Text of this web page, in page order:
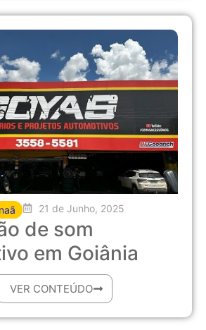
21 de Junho, 2025
de som
em Goiânia
VER CONTEÚDO